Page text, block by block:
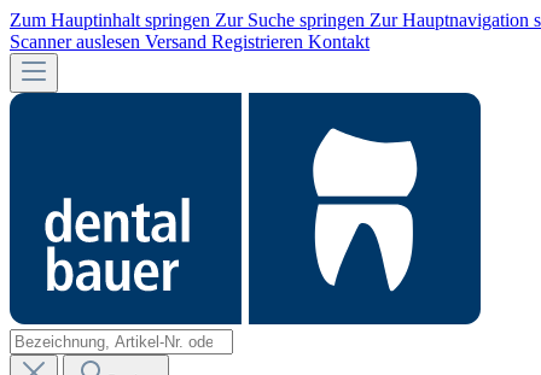
Zum Hauptinhalt springen Zur Suche springen Zur Hauptnavigation
Scanner auslesen Versand Registrieren Kontakt